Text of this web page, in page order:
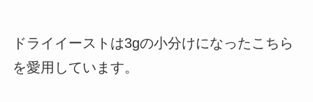
ドライイーストは3gの小分けになったこちら
を愛用しています。